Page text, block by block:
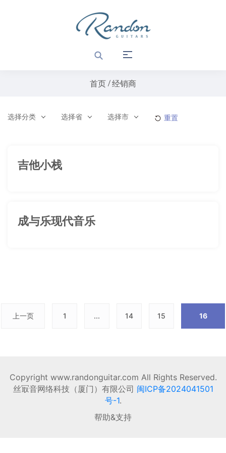
首页 经销商
选择分类 选择省 选择市 重置
吉他小栈
成与乐现代音乐
上一页 1 ... 14 15 16
Copyright www.randonguitar.com All Rights Reserved.
丝冣音网络科技（厦门）有限公司 闽ICP备2024041501
号-1.
帮助&支持